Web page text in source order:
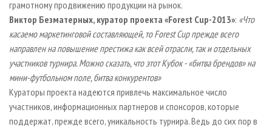
грамотному продвижению продукции на рынок.
Виктор Безматерных, куратор проекта «Forest Cup-2013»: «Что
касаемо маркетинговой составляющей, тоForestCup прежде всего
направлен на повышение престижа как всей отрасли, так и отдельных
участников турнира. Можно сказать, что этот Кубок - «битва брендов» на
мини-футбольном поле, битва конкурентов»
Кураторы проекта надеются привлечь максимальное число
участников, информационных партнеров и спонсоров, которые
поддержат, прежде всего, уникальность турнира. Ведь до сих пор в